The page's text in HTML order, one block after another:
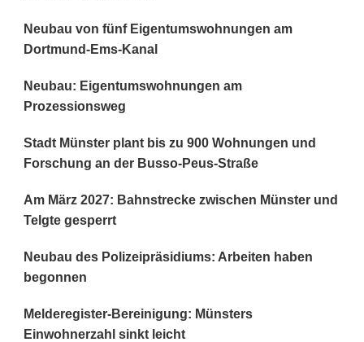
Neubau von fünf Eigentumswohnungen am
Dortmund-Ems-Kanal
Neubau: Eigentumswohnungen am
Prozessionsweg
Stadt Münster plant bis zu 900 Wohnungen und
Forschung an der Busso-Peus-Straße
Am März 2027: Bahnstrecke zwischen Münster und
Telgte gesperrt
Neubau des Polizeipräsidiums: Arbeiten haben
begonnen
Melderegister-Bereinigung: Münsters
Einwohnerzahl sinkt leicht